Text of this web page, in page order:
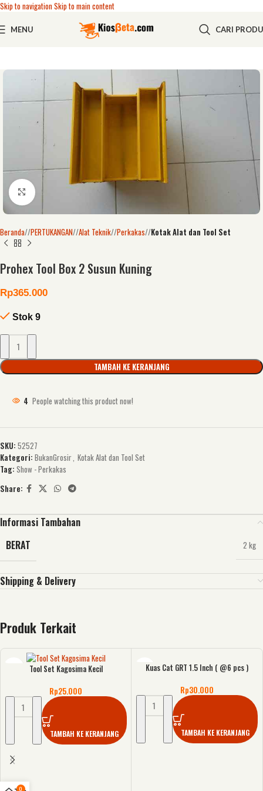
Skip to navigationSkip to main content
MENU CARI
Click to enlarge
Beranda/ PERTUKANGAN/ Alat Teknik/ Perkakas/ Kotak Alat dan Tool Set
Prohex Tool Box 2 Susun Kuning
Rp365.000
Stok 9
TAMBAH KE KERANJANG
4 People watching this product now!
SKU: 52527
Kategori: BukanGrosir Kotak Alat dan Tool Set
Tag: Show - Perkakas
Share:
Informasi Tambahan
BERAT
2 kg
Shipping & Delivery
Produk Terkait
Tool Set Kagosima Kecil
Rp25.000
TAMBAH KE KERANJANG
Kuas Cat GRT 1.5 Inch ( @6 pcs )
Rp30.000
TAMBAH KE KERANJANG
0